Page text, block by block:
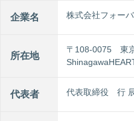
企業名 株式会社フォー
所在地
〒108-0075 東
代表者 代表取締役 行